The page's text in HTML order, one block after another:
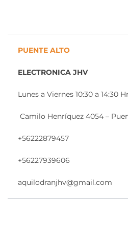
PUENTE ALTO
ELECTRONICA JHV
Lunes a Viernes 10:30 a 14:30
Camilo Henríquez 4054 –
+56222879457
+56227939606
aquilodranjhv@gmail.com